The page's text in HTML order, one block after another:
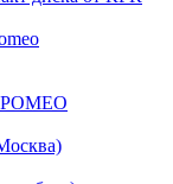
РОМЕО